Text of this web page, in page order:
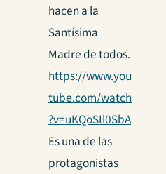
hacen a la
Santísima
Madre de todos.
https://www.you
tube.com/watch
?v=uKQoSIl0SbA
Es una de las
protagonistas